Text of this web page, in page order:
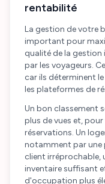
rentabilité
La gestion de votre
important pour
qualité de la gestion
par les voyageurs.
car ils déterminent
les plateformes de
Un bon classement
plus de vues et,
réservations. Un
notamment par une
client irréprochable,
inventaire suffisant
d'occupation plus